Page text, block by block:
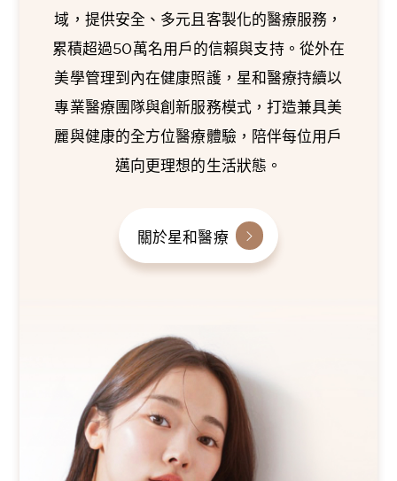
域，提供安全、多元且客製化的醫療服務，
累積超過50萬名用戶的信賴與支持。從外在
美學管理到內在健康照護，星和醫療持續以
專業醫療團隊與創新服務模式，打造兼具美
麗與健康的全方位醫療體驗，陪伴每位用戶
邁向更理想的生活狀態。
關於星和醫療